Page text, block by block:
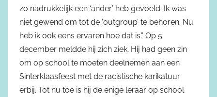
zo nadrukkelijk een ‘ander’ heb gevoeld. Ik was
niet gewend om tot de ‘outgroup’ te behoren. Nu
heb ik ook eens ervaren hoe dat is.” Op 5
december meldde hij zich ziek. Hij had geen zin
om op school te moeten deelnemen aan een
Sinterklaasfeest met de racistische karikatuur
erbij. Tot nu toe is hij de enige leraar op school